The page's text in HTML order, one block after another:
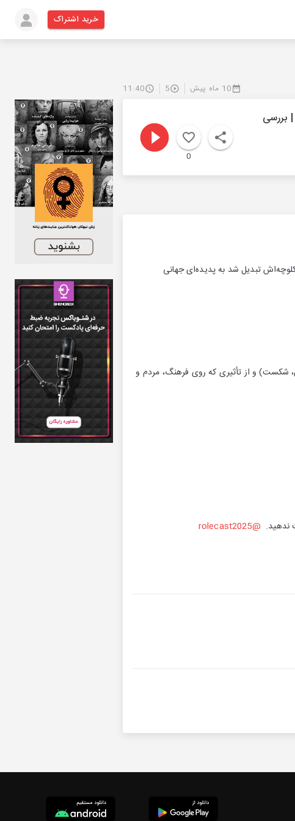
خرید اشتراک
10 ماه پیش 5
11:40
بررسی
0
تبدیل شد به پدیده‌ای جهانی
شکست) و از تأثیری که روی فرهنگ، مردم و
ندهید. @rolecast2025